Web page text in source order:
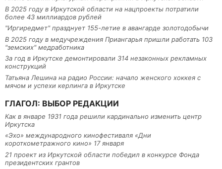
В 2025 году в Иркутской области на нацпроекты потратили
более 43 миллиардов рублей
"Иргиредмет" празднует 155-летие в авангарде золотодобычи
В 2025 году в медучреждения Приангарья пришли работать 103
"земских" медработника
За год в Иркутске демонтировали 314 незаконных рекламных
конструкций
Татьяна Лешина на радио России: начало женского хоккея с
мячом и успехи керлинга в Иркутске
ГЛАГОЛ: ВЫБОР РЕДАКЦИИ
Как в январе 1931 года решили кардинально изменить центр
Иркутска
«Эхо» международного кинофестиваля «Дни
короткометражного кино» 17 января
21 проект из Иркутской области победил в конкурсе Фонда
президентских грантов